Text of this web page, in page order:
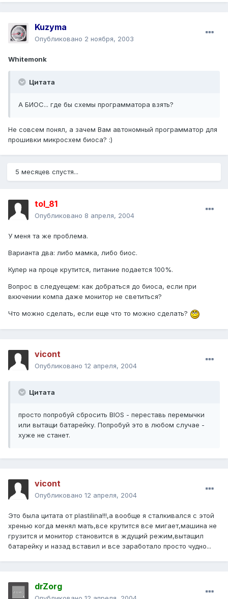
Kuzyma
Опубликовано 2 ноября, 2003
Whitemonk
Цитата
А БИОС... где бы схемы программатора взять?
Не совсем понял, а зачем Вам автономный программатор для
прошивки микросхем биоса? :)
5 месяцев спустя...
tol_81
Опубликовано 8 апреля, 2004
У меня та же проблема.
Варианта два: либо мамка, либо биос.
Кулер на проце крутится, питание подается 100%.
Вопрос в следуещем: как добраться до биоса, если при
вкючении компа даже монитор не светиться?
Что можно сделать, если еще что то можно сделать?
vicont
Опубликовано 12 апреля, 2004
Цитата
просто попробуй сбросить BIOS - переставь перемычки
или вытащи батарейку. Попробуй это в любом случае -
хуже не станет.
vicont
Опубликовано 12 апреля, 2004
Это была цитата от plastilina!!!,а вообще я сталкивался с этой
хренью когда менял мать,все крутится все мигает,машина не
грузится и монитор становится в ждущий режим,вытащил
батарейку и назад вставил и все заработало просто чудно...
drZorg